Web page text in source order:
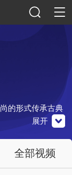
的形式传承古典
展开
全部视频